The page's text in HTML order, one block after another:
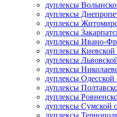
дуплексы
дуплексы
дуплексы
дуплексы
дуплексы Ивано-
дуплексы Киевской
дуплексы
дуплексы
дуплексы Одесской
дуплексы
дуплексы
дуплексы Сумской